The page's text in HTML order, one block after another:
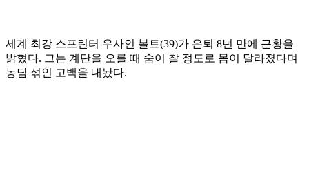
세계 최강 스프린터 우사인 볼트(39)가 은퇴 8년 만에 근황을
밝혔다. 그는 계단을 오를 때 숨이 찰 정도로 몸이 달라졌다며
농담 섞인 고백을 내놨다.